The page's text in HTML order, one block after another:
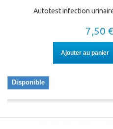
Autotest infection
7,50
Ajouter au panier
Disponible